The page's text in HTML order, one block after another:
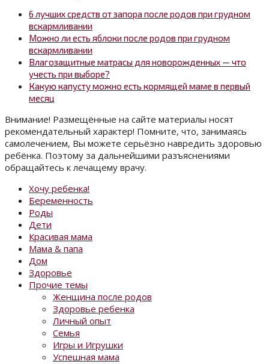
6 лучших средств от запора после родов при грудном
вскармливании
Можно ли есть яблоки после родов при грудном
вскармливании
Влагозащитные матрасы для новорожденных — что
учесть при выборе?
Какую капусту можно есть кормящей маме в первый
месяц
Внимание! Размещённые на сайте материалы носят
рекомендательный характер! Помните, что, занимаясь
самолечением, Вы можете серьёзно навредить здоровью
ребёнка. Поэтому за дальнейшими разъяснениями
обращайтесь к лечащему врачу.
Хочу ребенка!
Беременность
Роды
Дети
Красивая мама
Мама & папа
Дом
Здоровье
Прочие темы
Женщина после родов
Здоровье ребенка
Личный опыт
Семья
Игры и Игрушки
Успешная мама